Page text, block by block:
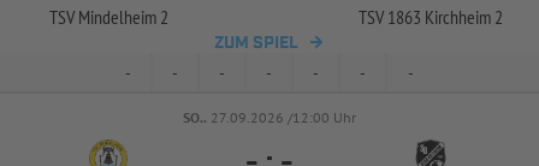
TSV Mindelheim 2 TSV 1863 Kirchheim 2
ZUM SPIEL
- - - - - - -
SO.. 27.09.2026 /12:00 Uhr